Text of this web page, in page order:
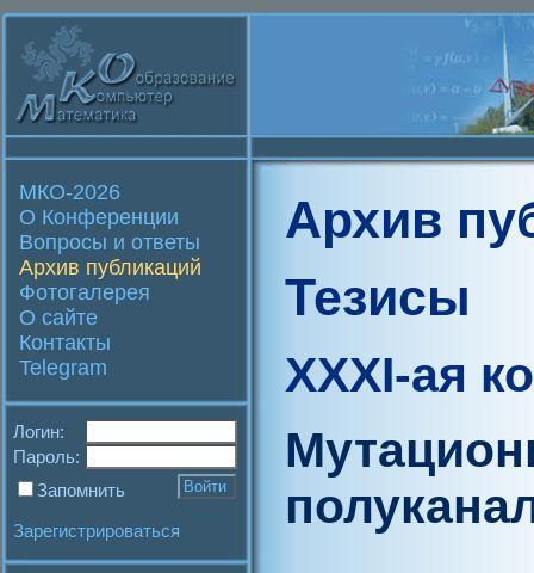
МКО-2026
О Конференции
Вопросы и ответы
Архив публикаций
Фотогалерея
О сайте
Контакты
Telegram
Логин:
Пароль:
Запомнить
Зарегистрироваться
Архив
Тезисы
XXXI-ая